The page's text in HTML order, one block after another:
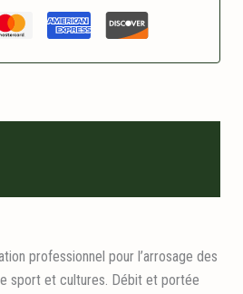
professionnel pour l’arrosage des
sport et cultures. Débit et portée